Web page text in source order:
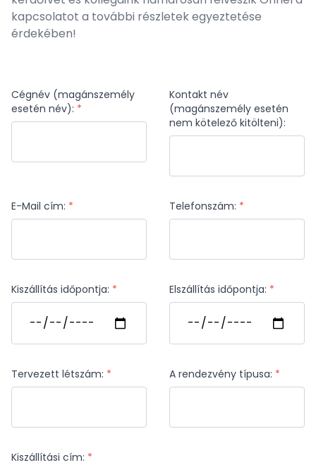
kapcsolatot a további részletek egyeztetése
érdekében!
Cégnév (magánszemély
esetén név): *
Kontakt név
(magánszemély esetén
nem kötelező kitölteni):
E-Mail cím: * Telefonszám: *
Kiszállítás időpontja: * Elszállítás időpontja: *
Tervezett létszám: * A rendezvény típusa: *
Kiszállítási cím: *